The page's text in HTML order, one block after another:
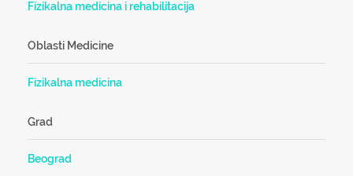
Fizikalna medicina i rehabilitacija
Oblasti Medicine
Fizikalna medicina
Grad
Beograd